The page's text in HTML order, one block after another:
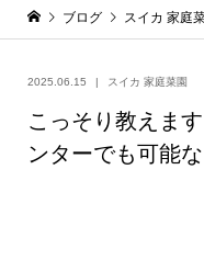
ブログ スイカ 家庭
2025.06.15 スイカ 家庭菜園
こっそり教えま
ンターでも可能